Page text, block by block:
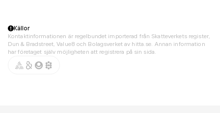
Källor
Kontaktinformationen är regelbundet importerad från Skatteverkets register,
Dun & Bradstreet, Value8 och Bolagsverket av hitta.se. Annan information
har företaget själv möjligheten att registrera på sin sida.